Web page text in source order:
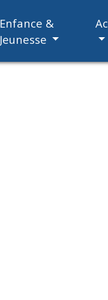
Enfance &
Jeunesse